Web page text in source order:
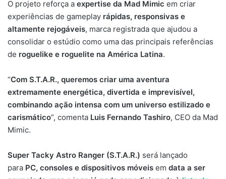
O projeto reforça a expertise da Mad Mimic em criar
experiências de gameplay rápidas, responsivas e
altamente rejogáveis, marca registrada que ajudou a
consolidar o estúdio como uma das principais referências
de roguelike e roguelite na América Latina.
“Com S.T.A.R., queremos criar uma aventura
extremamente energética, divertida e imprevisível,
combinando ação intensa com um universo estilizado e
carismático”, comenta Luis Fernando Tashiro, CEO da Mad
Mimic.
Super Tacky Astro Ranger (S.T.A.R.) será lançado
para PC, consoles e dispositivos móveis em data a ser